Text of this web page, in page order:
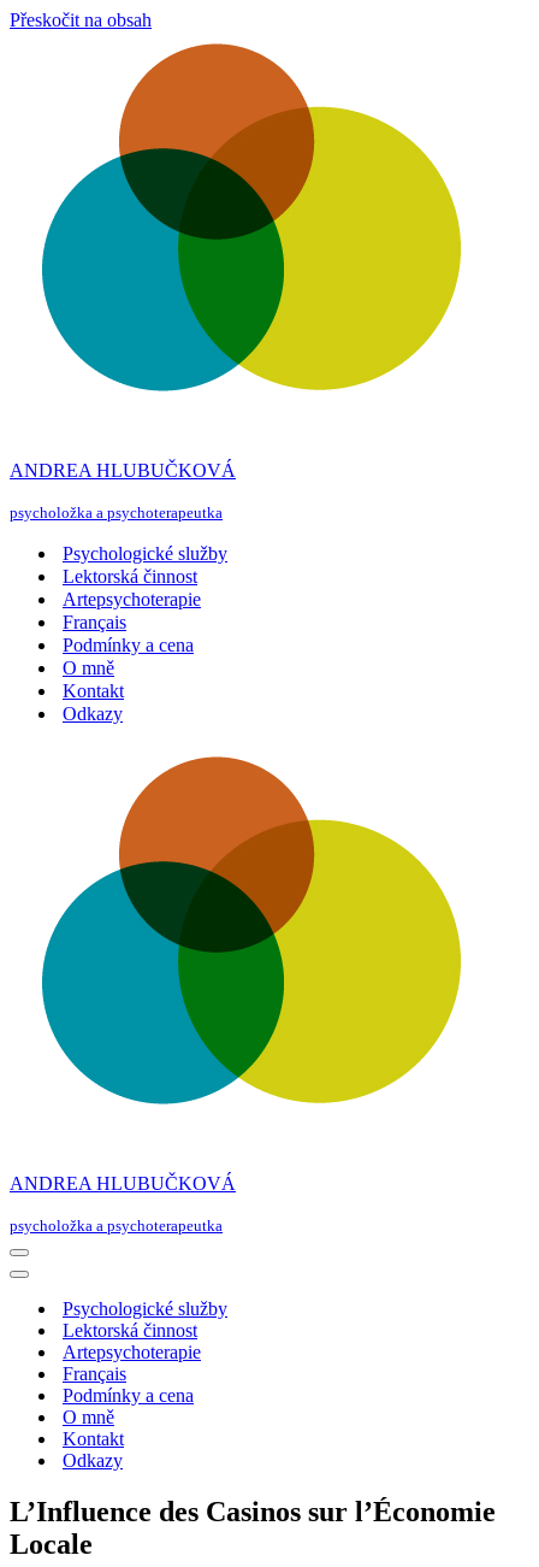
Přeskočit na obsah
ANDREA HLUBUČKOVÁ
psycholožka a psychoterapeutka
Psychologické služby
Lektorská činnost
Artepsychoterapie
Français
Podmínky a cena
O mně
Kontakt
Odkazy
ANDREA HLUBUČKOVÁ
psycholožka a psychoterapeutka
Navigační
menu
Navigační
Psychologické služby
Lektorská činnost
Artepsychoterapie
Français
Podmínky a cena
O mně
Kontakt
Odkazy
L’Influence des Casinos sur l’Économie
Locale